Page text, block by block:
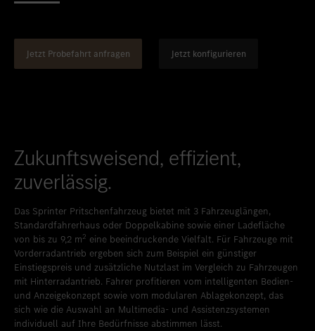
Standort favorisieren
Bümpliz
Standort favorisieren
Granges-Paccot
Standort favorisieren
Uetendorf
Standort favorisieren
Vezia
Standort favorisieren
Wetzikon
Standort favorisieren
Winterthur
Standort favorisieren
Zürich-Nord
Jetzt Probefahrt anfragen Jetzt konfigurieren
Zukunftsweisend, effizient,
zuverlässig.
Das Sprinter Pritschenfahrzeug bietet mit 3 Fahrzeuglängen,
Standardfahrerhaus oder Doppelkabine sowie einer Ladefläche
von bis zu 9,2 m2 eine beeindruckende Vielfalt. Für Fahrzeuge mit
Vorderradantrieb ergeben sich zum Beispiel ein günstiger
Einstiegspreis und zusätzliche Nutzlast im Vergleich zu Fahrzeugen
mit Hinterradantrieb. Fahrer profitieren vom intelligenten Bedien-
und Anzeigekonzept sowie vom modularen Ablagekonzept, das
sich wie die Auswahl an Multimedia- und Assistenzsystemen
individuell auf Ihre Bedürfnisse abstimmen lässt.